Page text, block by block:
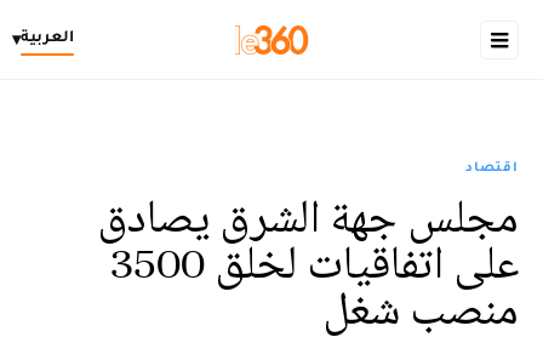
العربية▾
اقتصاد
مجلس جهة الشرق يصادق
على اتفاقيات لخلق 3500
منصب شغل